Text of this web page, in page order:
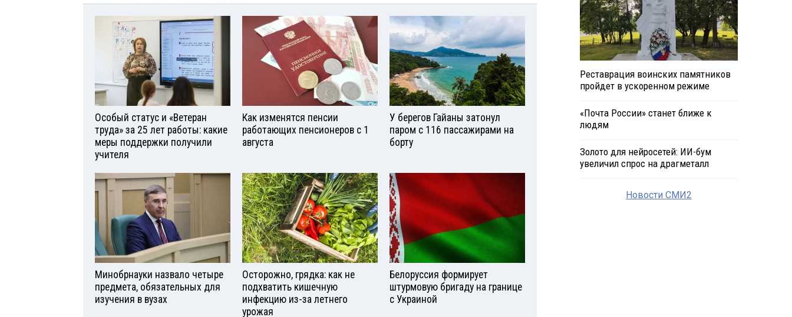
Особый статус и «Ветеран
труда» за 25 лет работы: какие
меры поддержки получили
учителя
Как изменятся пенсии
работающих пенсионеров с 1
августа
У берегов Гайаны затонул
паром с 116 пассажирами на
борту
Минобрнауки назвало четыре
предмета, обязательных для
изучения в вузах
Осторожно, грядка: как не
подхватить кишечную
инфекцию из-за летнего
урожая
Белоруссия формирует
штурмовую бригаду на границе
с Украиной
Реставрация воинских памятников
пройдет в ускоренном режиме
«Почта России» станет ближе к
людям
Золото для нейросетей: ИИ-бум
увеличил спрос на драгметалл
Новости СМИ2